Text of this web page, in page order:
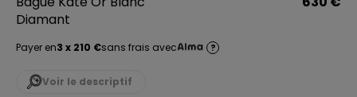
Diamant
Payer en3 x 210 €sans frais avec ?
Voir le descriptif